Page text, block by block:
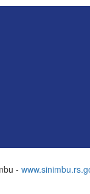
-